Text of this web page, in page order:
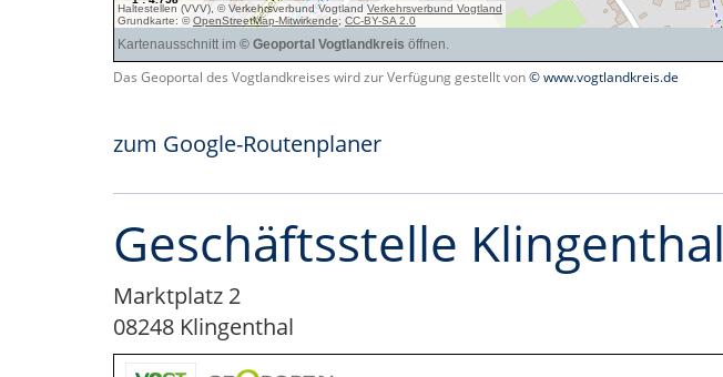
Das Geoportal des Vogtlandkreises wird zur Verfügung gestellt von© www.vogtlandkreis.de
zum Google-Routenplaner
Geschäftsstelle Klingenthal
Marktplatz 2
08248 Klingenthal